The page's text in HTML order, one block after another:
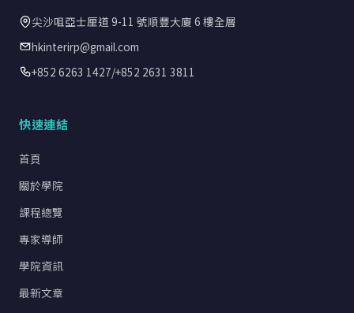
尖沙咀亞士厘道 9-11 號順豐大廈 6 樓全層
hkinterirp@gmail.com
+852 6263 1427/+852 2631 3811
快速連結
首頁
關於學院
課程總覽
專家導師
學院資訊
最新文章